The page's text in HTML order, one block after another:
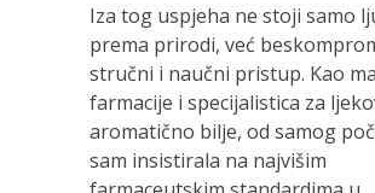
Iza tog uspjeha ne stoji samo
prema prirodi, već
stručni i naučni pristup. Kao
farmacije i specijalistica za
aromatično bilje, od samog
sam insistirala na najvišim